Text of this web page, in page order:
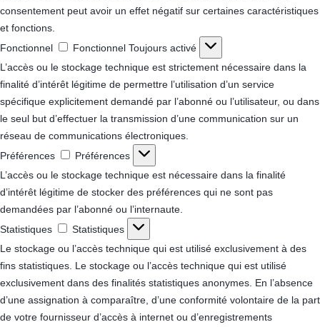
consentement peut avoir un effet négatif sur certaines caractéristiques
et fonctions.
Fonctionnel
Fonctionnel Toujours activé
L’accès ou le stockage technique est strictement nécessaire dans la
finalité d’intérêt légitime de permettre l’utilisation d’un service
spécifique explicitement demandé par l’abonné ou l’utilisateur, ou dans
le seul but d’effectuer la transmission d’une communication sur un
réseau de communications électroniques.
Préférences
Préférences
L’accès ou le stockage technique est nécessaire dans la finalité
d’intérêt légitime de stocker des préférences qui ne sont pas
demandées par l’abonné ou l’internaute.
Statistiques
Statistiques
Le stockage ou l’accès technique qui est utilisé exclusivement à des
fins statistiques. Le stockage ou l’accès technique qui est utilisé
exclusivement dans des finalités statistiques anonymes. En l’absence
d’une assignation à comparaître, d’une conformité volontaire de la part
de votre fournisseur d’accès à internet ou d’enregistrements